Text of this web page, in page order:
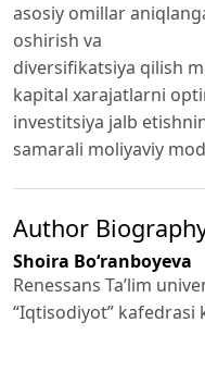
asosiy omillar
oshirish va
diversifikatsiya qilish
kapital xarajatlarni
investitsiya jalb
samarali moliyaviy
Author
Shoira Bo‘ranboyeva
Renessans Ta’lim
“Iqtisodiyot” kafedrasi